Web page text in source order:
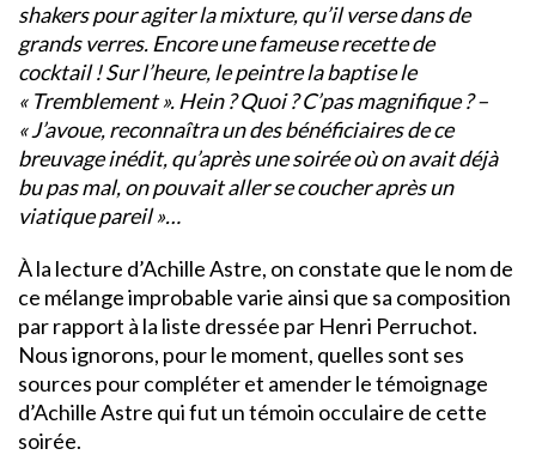
shakers pour agiter la mixture, qu’il verse dans de
grands verres. Encore une fameuse recette de
cocktail ! Sur l’heure, le peintre la baptise le
« Tremblement ». Hein ? Quoi ? C’pas magnifique ? –
« J’avoue, reconnaîtra un des bénéficiaires de ce
breuvage inédit, qu’après une soirée où on avait déjà
bu pas mal, on pouvait aller se coucher après un
viatique pareil »…
À la lecture d’Achille Astre, on constate que le nom de
ce mélange improbable varie ainsi que sa composition
par rapport à la liste dressée par Henri Perruchot.
Nous ignorons, pour le moment, quelles sont ses
sources pour compléter et amender le témoignage
d’Achille Astre qui fut un témoin occulaire de cette
soirée.